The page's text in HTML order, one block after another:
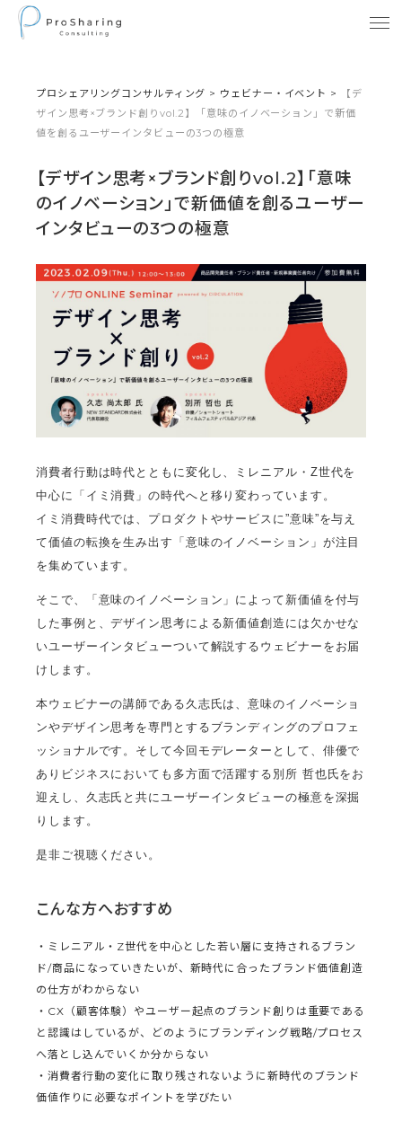
プロシェアリングコンサルティング > ウェビナー・イベント >
【デ
ザイン思考×ブランド創りvol.2】「意味のイノベーション」で新価
値を創るユーザーインタビューの3つの極意
【デザイン思考×ブランド創りvol.2】「意味
のイノベーション」で新価値を創るユーザー
インタビューの3つの極意
消費者行動は時代とともに変化し、ミレニアル・Z世代を
中心に「イミ消費」の時代へと移り変わっています。
イミ消費時代では、プロダクトやサービスに”意味”を与え
て価値の転換を生み出す「意味のイノベーション」が注目
を集めています。
そこで、「意味のイノベーション」によって新価値を付与
した事例と、デザイン思考による新価値創造には欠かせな
いユーザーインタビューついて解説するウェビナーをお届
けします。
本ウェビナーの講師である久志氏は、意味のイノベーショ
ンやデザイン思考を専門とするブランディングのプロフェ
ッショナルです。そして今回モデレーターとして、俳優で
ありビジネスにおいても多方面で活躍する別所 哲也氏をお
迎えし、久志氏と共にユーザーインタビューの極意を深掘
りします。
是非ご視聴ください。
こんな方へおすすめ
・ミレニアル・Z世代を中心とした若い層に支持されるブラン
ド/商品になっていきたいが、新時代に合ったブランド価値創造
の仕方がわからない
・CX（顧客体験）やユーザー起点のブランド創りは重要である
と認識はしているが、どのようにブランディング戦略/プロセス
へ落とし込んでいくか分からない
・消費者行動の変化に取り残されないように新時代のブランド
価値作りに必要なポイントを学びたい